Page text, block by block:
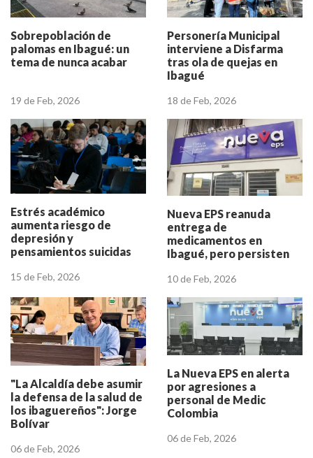
Sobrepoblación de
palomas en Ibagué: un
tema de nunca acabar
19 de Feb, 2026
Personería Municipal
interviene a Disfarma
tras ola de quejas en
Ibagué
18 de Feb, 2026
Estrés académico
aumenta riesgo de
depresión y
pensamientos suicidas
15 de Feb, 2026
Nueva EPS reanuda
entrega de
medicamentos en
Ibagué, pero persisten
10 de Feb, 2026
"La Alcaldía debe asumir
la defensa de la salud de
los ibaguereños": Jorge
Bolívar
06 de Feb, 2026
La Nueva EPS en alerta
por agresiones a
personal de Medic
Colombia
06 de Feb, 2026